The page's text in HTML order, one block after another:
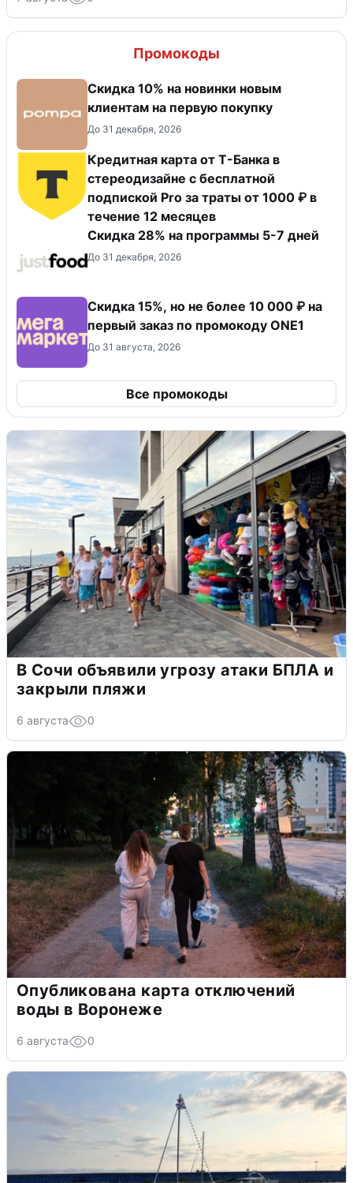
Промокоды
Скидка 10% на новинки новым
клиентам на первую покупку
До 31 декабря, 2026
Кредитная карта от Т-Банка в
стереодизайне с бесплатной
подпиской Pro за траты от 1000 ₽ в
течение 12 месяцев
Скидка 28% на программы 5-7 дней
До 31 декабря, 2026
Скидка 15%, но не более 10 000 ₽ на
первый заказ по промокоду ONE1
До 31 августа, 2026
Все промокоды
В Сочи объявили угрозу атаки БПЛА и
закрыли пляжи
6 августа 0
Опубликована карта отключений
воды в Воронеже
6 августа 0